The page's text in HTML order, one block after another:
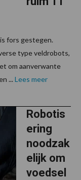
fors gestegen.
type veldrobots,
om aanverwante
... Lees meer
Robotis
ering
noodzak
elijk om
voedsel